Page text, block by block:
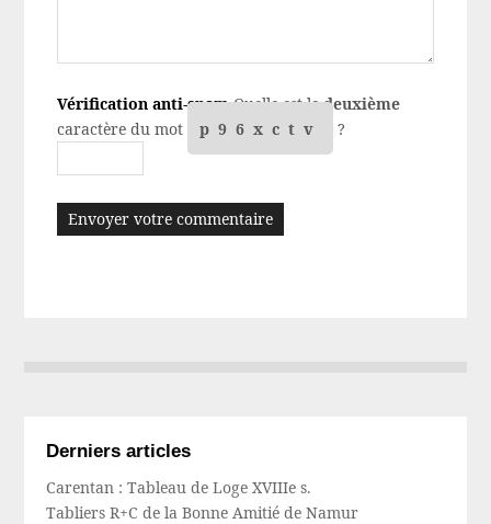
Vérification anti-spam Quelle est ledeuxième
caractère du mot
p96xctv ?
Derniers articles
Carentan : Tableau de Loge XVIIIe s.
Tabliers R+C de la Bonne Amitié de Namur